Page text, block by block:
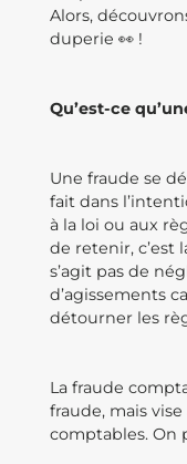
Alors,
duperie 👀 !
Qu’est-ce
Une fraude se
fait dans
à la loi ou aux
de retenir, c’est
s’agit pas de
d’agissements
détourner les
La fraude
fraude, mais
comptables. On